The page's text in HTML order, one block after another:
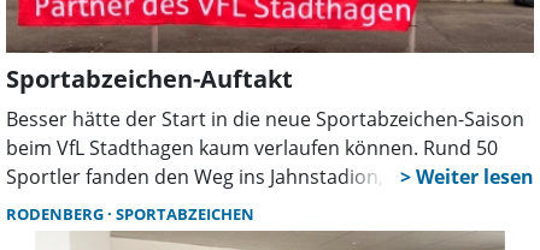
Sportabzeichen-Auftakt
Besser hätte der Start in die neue Sportabzeichen-Saison
beim VfL Stadthagen kaum verlaufen können. Rund 50
Sportler fanden den Weg ins Jahnstadion, um dort
zunächst ihre im vergangenen Jahr erworbenen
Sportabzeichen entgegenzunehmen.
RODENBERG SPORTABZEICHEN